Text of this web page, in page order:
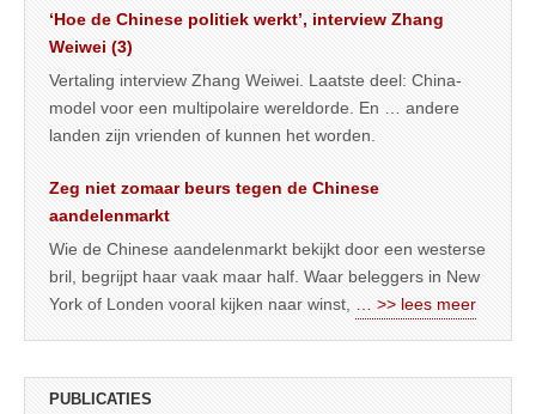
‘Hoe de Chinese politiek werkt’, interview Zhang
Weiwei (3)
Vertaling interview Zhang Weiwei. Laatste deel: China-
model voor een multipolaire wereldorde. En … andere
landen zijn vrienden of kunnen het worden.
Zeg niet zomaar beurs tegen de Chinese
aandelenmarkt
Wie de Chinese aandelenmarkt bekijkt door een westerse
bril, begrijpt haar vaak maar half. Waar beleggers in New
York of Londen vooral kijken naar winst,
… >> lees meer
PUBLICATIES